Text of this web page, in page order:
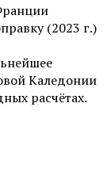
(2023 г.)
Каледонии
расчётах.